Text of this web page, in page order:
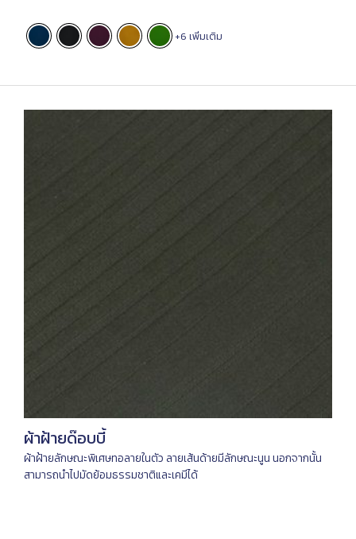
+6 เพิ่มเติม
ผ้าฝ้ายด๊อบบี้
ผ้าฝ้ายลักษณะพิเศษทอลายในตัว ลายเส้นด้ายมีลักษณะนูน นอกจากนั้น
สามารถนำไปมัดย้อมธรรมชาติและเคมีได้